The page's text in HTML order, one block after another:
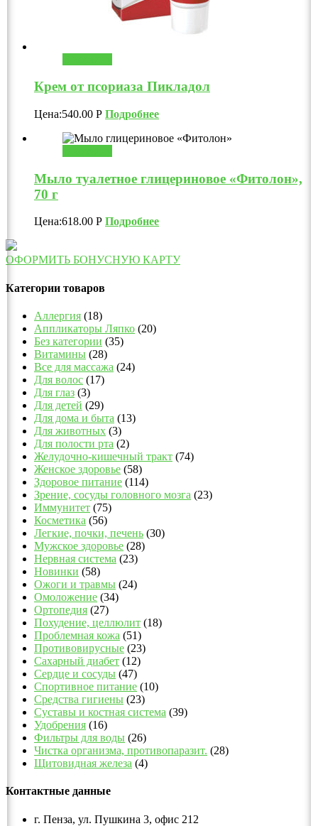
Крем от псориаза Пикладол
Цена:540.00 Р Подробнее
Мыло туалетное глицериновое «Фитолон»,
70 г
Цена:618.00 Р Подробнее
ОФОРМИТЬ БОНУСНУЮ КАРТУ
Категории товаров
Аллергия (18)
Аппликаторы Ляпко (20)
Без категории (35)
Витамины (28)
Все для массажа (24)
Для волос (17)
Для глаз (3)
Для детей (29)
Для дома и быта (13)
Для животных (3)
Для полости рта (2)
Желудочно-кишечный тракт (74)
Женское здоровье (58)
Здоровое питание (114)
Зрение, сосуды головного мозга (23)
Иммунитет (75)
Косметика (56)
Легкие, почки, печень (30)
Мужское здоровье (28)
Нервная система (23)
Новинки (58)
Ожоги и травмы (24)
Омоложение (34)
Ортопедия (27)
Похудение, целлюлит (18)
Проблемная кожа (51)
Противовирусные (23)
Сахарный диабет (12)
Сердце и сосуды (47)
Спортивное питание (10)
Средства гигиены (23)
Суставы и костная система (39)
Удобрения (16)
Фильтры для воды (26)
Чистка организма, противопаразит. (28)
Щитовидная железа (4)
Контактные данные
г. Пенза, ул. Пушкина 3, офис 212